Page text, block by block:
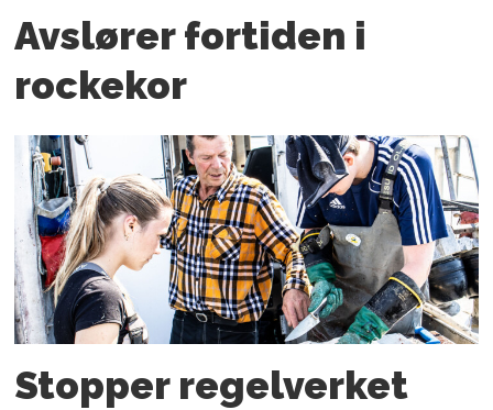
Avslører fortiden i
rockekor
Stopper regelverket